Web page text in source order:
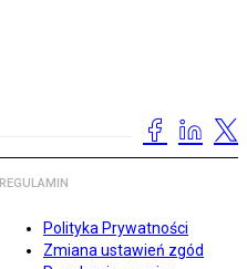
REGULAMIN
Polityka Prywatności
Zmiana ustawień zgód